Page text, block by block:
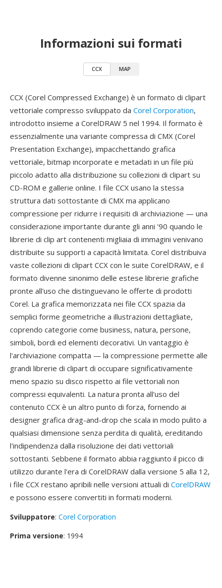
Informazioni sui formati
CCX MAP
CCX (Corel Compressed Exchange) è un formato di clipart
vettoriale compresso sviluppato da Corel Corporation,
introdotto insieme a CorelDRAW 5 nel 1994. Il formato è
essenzialmente una variante compressa di CMX (Corel
Presentation Exchange), impacchettando grafica
vettoriale, bitmap incorporate e metadati in un file più
piccolo adatto alla distribuzione su collezioni di clipart su
CD-ROM e gallerie online. I file CCX usano la stessa
struttura dati sottostante di CMX ma applicano
compressione per ridurre i requisiti di archiviazione — una
considerazione importante durante gli anni '90 quando le
librerie di clip art contenenti migliaia di immagini venivano
distribuite su supporti a capacità limitata. Corel distribuiva
vaste collezioni di clipart CCX con le suite CorelDRAW, e il
formato divenne sinonimo delle estese librerie grafiche
pronte all'uso che distinguevano le offerte di prodotti
Corel. La grafica memorizzata nei file CCX spazia da
semplici forme geometriche a illustrazioni dettagliate,
coprendo categorie come business, natura, persone,
simboli, bordi ed elementi decorativi. Un vantaggio è
l'archiviazione compatta — la compressione permette alle
grandi librerie di clipart di occupare significativamente
meno spazio su disco rispetto ai file vettoriali non
compressi equivalenti. La natura pronta all'uso del
contenuto CCX è un altro punto di forza, fornendo ai
designer grafica drag-and-drop che scala in modo pulito a
qualsiasi dimensione senza perdita di qualità, ereditando
l'indipendenza dalla risoluzione dei dati vettoriali
sottostanti. Sebbene il formato abbia raggiunto il picco di
utilizzo durante l'era di CorelDRAW dalla versione 5 alla 12,
i file CCX restano apribili nelle versioni attuali di CorelDRAW
e possono essere convertiti in formati moderni.
Sviluppatore: Corel Corporation
Prima versione: 1994